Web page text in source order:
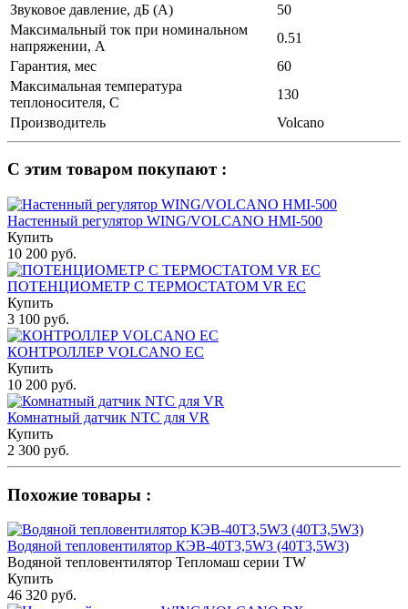
Звуковое давление, дБ (А)
50
Максимальный ток при номинальном
напряжении, А
0.51
Гарантия, мес
60
Максимальная температура
теплоносителя, С
130
Производитель
Volcano
С этим товаром покупают :
Настенный регулятор WING/VOLCANO HMI-500
Купить
10 200 руб.
ПОТЕНЦИОМЕТР С ТЕРМОСТАТОМ VR EC
Купить
3 100 руб.
КОНТРОЛЛЕР VOLCANO EC
Купить
10 200 руб.
Комнатный датчик NTC для VR
Купить
2 300 руб.
Похожие товары :
Водяной тепловентилятор КЭВ-40T3,5W3 (40Т3,5W3)
Водяной тепловентилятор Тепломаш серии TW
Купить
46 320 руб.